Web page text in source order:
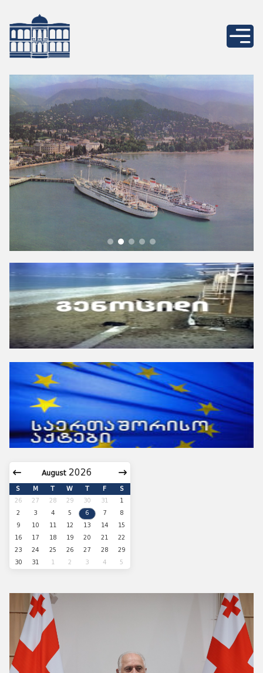
August
S M T W T F S
26 27 28 29 30 31
1
2
3 4 5 6 7
8
9
10 11 12 13 14
15
16
17 18 19 20 21
22
23
24 25 26 27 28
29
30
31 1 2 3 4 5